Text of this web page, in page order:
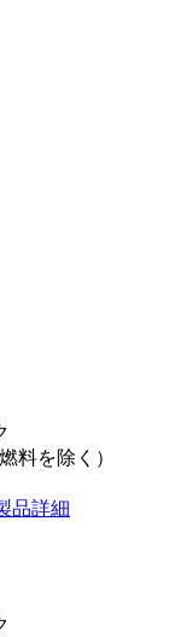
料を除く）
品詳細